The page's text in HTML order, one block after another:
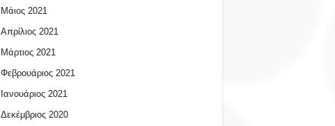
Μάιος 2021
Απρίλιος 2021
Μάρτιος 2021
Φεβρουάριος 2021
Ιανουάριος 2021
Δεκέμβριος 2020